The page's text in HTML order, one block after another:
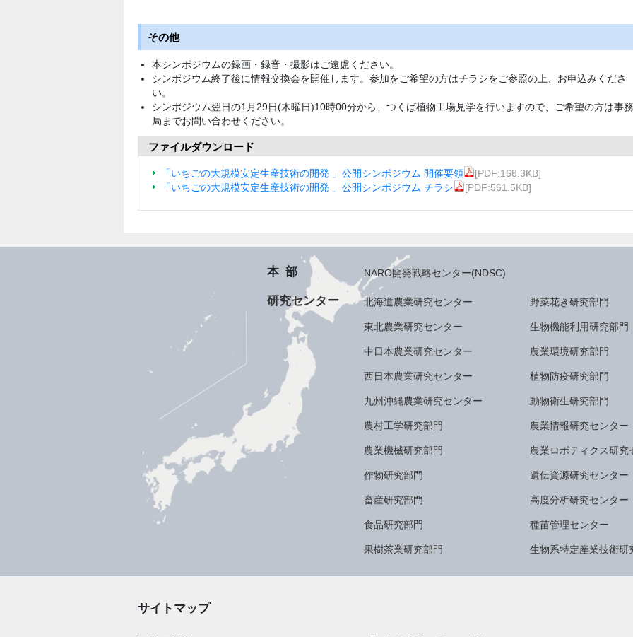
その他
本シンポジウムの録画・録音・撮影はご遠慮ください。
シンポジウム終了後に情報交換会を開催します。参加をご希望の方はチラシをご参照の上、お申込みくださ
い。
シンポジウム翌日の1月29日(木曜日)10時00分から、つくば植物工場見学を行いますので、ご希望の方は事務
局までお問い合わせください。
ファイルダウンロード
「いちごの大規模安定生産技術の開発 」公開シンポジウム 開催要領
[PDF:168.3KB]
「いちごの大規模安定生産技術の開発 」公開シンポジウム チラシ
[PDF:561.5KB]
本部 NARO開発戦略センター(NDSC)
研究センター 北海道農業研究センター
東北農業研究センター
中日本農業研究センター
西日本農業研究センター
九州沖縄農業研究センター
農村工学研究部門
農業機械研究部門
作物研究部門
畜産研究部門
食品研究部門
果樹茶業研究部門
野菜花き研究部門
生物機能利用研究部門
農業環境研究部門
植物防疫研究部門
動物衛生研究部門
農業情報研究センター
農業ロボティクス研究
遺伝資源研究センター
高度分析研究センター
種苗管理センター
生物系特定産業技術研
サイトマップ